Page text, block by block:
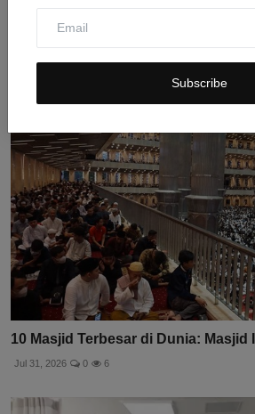
Subscribe
Bos FIFA Gianni Infantino
Penjualan...
10 Masjid Terbesar di Dunia: Masjid
Jul 31, 2026 0 6